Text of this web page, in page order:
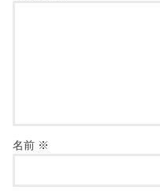
名前 ※